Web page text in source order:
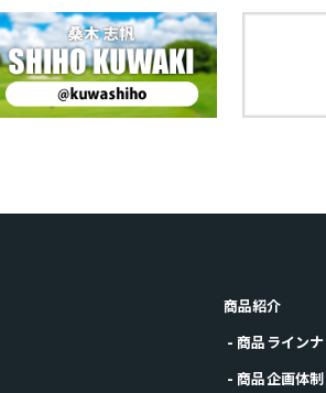
商品紹介
- 商品ライン
- 商品企画体制